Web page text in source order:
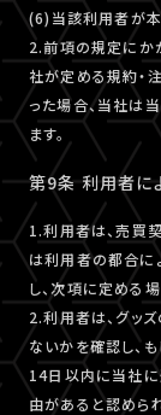
(6)当該利用者が
2.前項の規定にか
社が定める規約・
った場合、当社は
ます。
第9条 利用者に
1.利用者は、売買
は利用者の都合に
し、次項に定める
2.利用者は、グッ
ないかを確認し、
14日以内に当社に
由があると認めら